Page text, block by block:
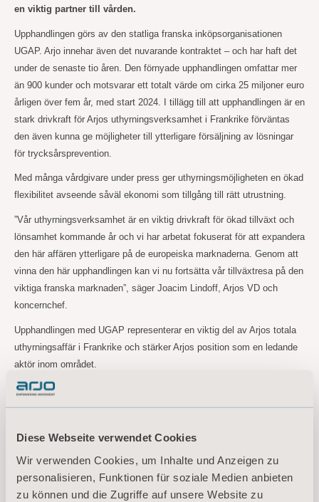
Diese Webseite verwendet Cookies
Wir verwenden Cookies, um Inhalte und Anzeigen zu
personalisieren, Funktionen für soziale Medien anbieten
zu können und die Zugriffe auf unsere Website zu
en viktig partner till vården.
Upphandlingen görs av den statliga franska inköpsorganisationen
UGAP. Arjo innehar även det nuvarande kontraktet – och har haft det
under de senaste tio åren. Den förnyade upphandlingen omfattar mer
än 900 kunder och motsvarar ett totalt värde om cirka 25 miljoner euro
årligen över fem år, med start 2024. I tillägg till att upphandlingen är en
stark drivkraft för Arjos uthyrningsverksamhet i Frankrike förväntas
den även kunna ge möjligheter till ytterligare försäljning av lösningar
för trycksårsprevention.
Med många vårdgivare under press ger uthyrningsmöjligheten en ökad
flexibilitet avseende såväl ekonomi som tillgång till rätt utrustning.
”Vår uthyrningsverksamhet är en viktig drivkraft för ökad tillväxt och
lönsamhet kommande år och vi har arbetat fokuserat för att expandera
den här affären ytterligare på de europeiska marknaderna. Genom att
vinna den här upphandlingen kan vi nu fortsätta vår tillväxtresa på den
viktiga franska marknaden”, säger Joacim Lindoff, Arjos VD och
koncernchef.
Upphandlingen med UGAP representerar en viktig del av Arjos totala
uthyrningsaffär i Frankrike och stärker Arjos position som en ledande
aktör inom området.
“Vårt team i Frankrike har gjort ett fantastiskt arbete i att erbjuda
kunder högkvalitativa uthyrningslösningar och det förnyade UGAP-
Maria Nilsson, EVP Communication & Public Relations
Tel: +46 734 244